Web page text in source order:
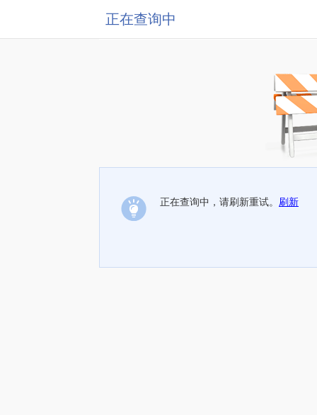
正在查询中
正在查询中，请刷新重试。 刷新